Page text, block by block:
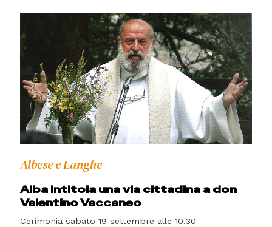
Albese e Langhe
Alba intitola una via cittadina a don
Valentino Vaccaneo
Cerimonia sabato 19 settembre alle 10.30